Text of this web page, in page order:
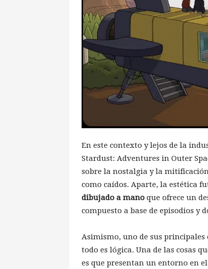
En este contexto y lejos de la
Stardust: Adventures in Outer
sobre la nostalgia y la
como caídos. Aparte, la estética
dibujado a mano que ofrece un
compuesto a base de episodios y
Asimismo, uno de sus principales
todo es lógica. Una de las cosas
es que presentan un entorno en